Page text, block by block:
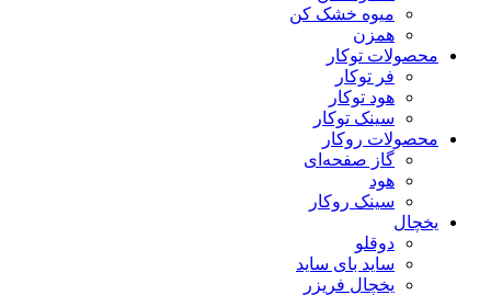
میوه خشک کن
همزن
محصولات توکار
فر توکار
هود توکار
سینک توکار
محصولات روکار
گاز صفحه‌ای
هود
سینک روکار
یخچال
دوقلو
ساید بای ساید
یخچال فریزر